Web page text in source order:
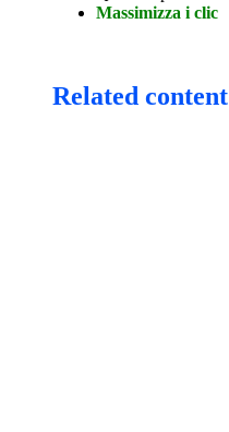
Massimizza i clic
Related content